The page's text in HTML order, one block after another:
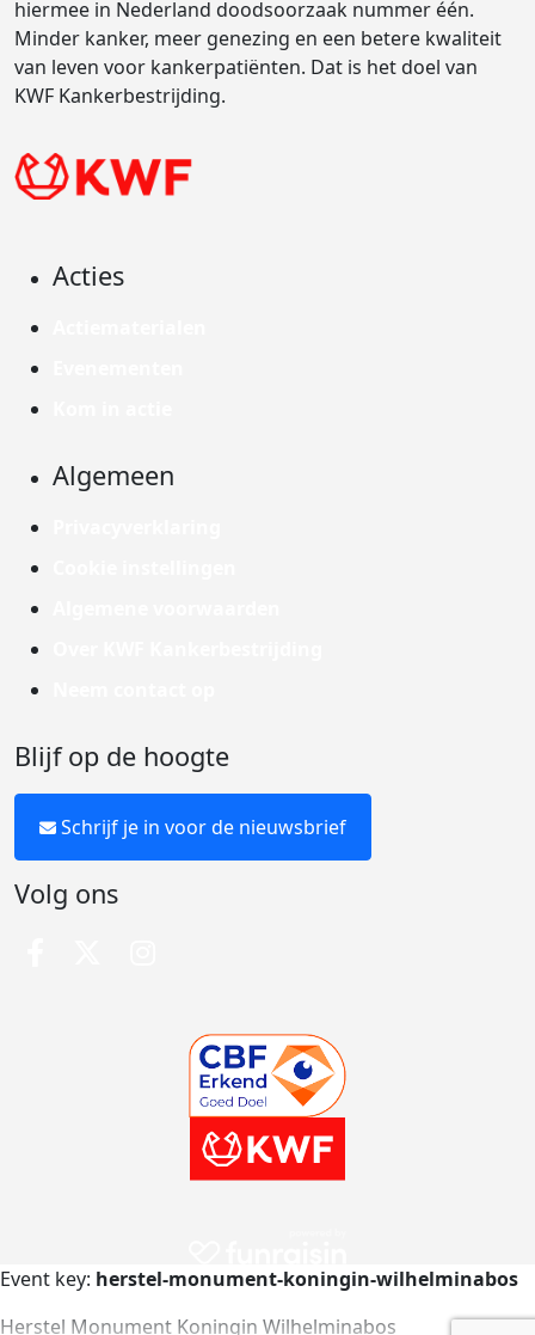
hiermee in Nederland doodsoorzaak nummer één.
Minder kanker, meer genezing en een betere kwaliteit
van leven voor kankerpatiënten. Dat is het doel van
KWF Kankerbestrijding.
Acties
Algemeen
Blijf op de hoogte
Schrijf je in voor de nieuwsbrief
Volg ons
Event key: herstel-monument-koningin-wilhelminabos
Herstel Monument Koningin Wilhelminabos